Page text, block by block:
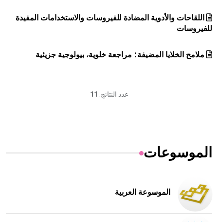
اللقاحات والأدوية المضادة للفيروسات والاستخدامات المفيدة
للفيروسات
ملامح الخلايا المضيفة: مراجعة خلوية، بيولوجية جزيئية
عدد النتائج: 11
الموسوعات
الموسوعة العربية